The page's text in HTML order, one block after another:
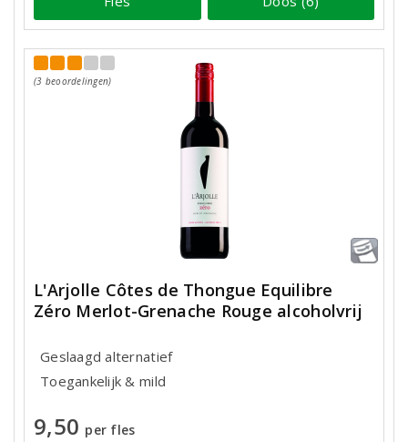
(3 beoordelingen)
L'Arjolle Côtes de Thongue Equilibre
Zéro Merlot-Grenache Rouge alcoholvrij
Geslaagd alternatief
Toegankelijk & mild
9,50 per fles